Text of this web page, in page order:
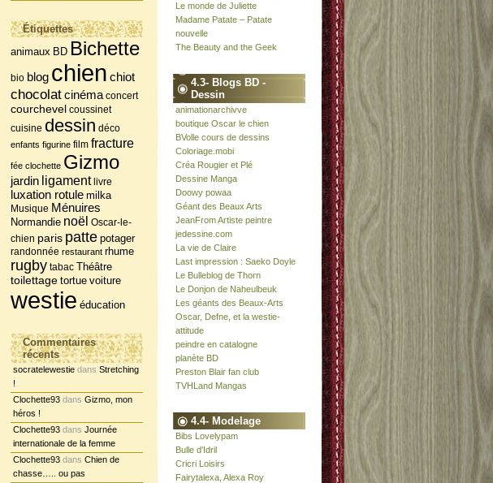
Étiquettes
animaux BD Bichette
bio blog chien chiot
chocolatcinéma concert
courchevel coussinet
cuisine dessin déco
enfants figurine film fracture
fée clochette Gizmo
jardin ligament livre
luxation rotule milka
Musique Ménuires
Normandie noël Oscar-le-
chien paris patte potager
randonnée restaurant rhume
rugby tabac Théâtre
toilettage tortue voiture
westie éducation
Commentaires
récents
socratelewestie dans Stretching
!
Clochette93 dans Gizmo, mon
héros !
Clochette93 dans Journée
internationale de la femme
Clochette93 dans Chien de
chasse….. ou pas
Le monde de Juliette
Madame Patate – Patate
nouvelle
The Beauty and the Geek
4.3- Blogs BD -
Dessin
animationarchivve
boutique Oscar le chien
BVolle cours de dessins
Coloriage.mobi
Créa Rougier et Plé
Dessine Manga
Doowy powaa
Géant des Beaux Arts
JeanFrom Artiste peintre
jedessine.com
La vie de Claire
Last impression : Saeko Doyle
Le Bulleblog de Thorn
Le Donjon de Naheulbeuk
Les géants des Beaux-Arts
Oscar, Defne, et la westie-
attitude
peindre en catalogne
planète BD
Preston Blair fan club
TVHLand Mangas
4.4- Modelage
Bibs Lovelypam
Bulle d'Idril
Cricri Loisirs
Fairytalexa, Alexa Roy